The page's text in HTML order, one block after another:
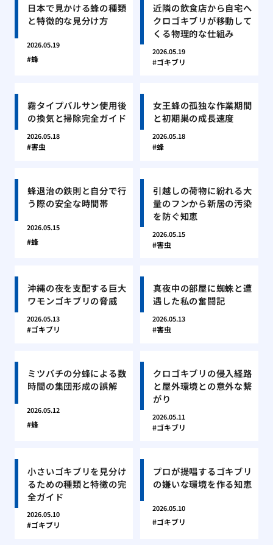
日本で見かける蜂の種類
と特徴的な見分け方
2026.05.19
蜂
近隣の飲食店から自宅へ
クロゴキブリが移動して
くる物理的な仕組み
2026.05.19
ゴキブリ
霧タイプバルサン使用後
の換気と掃除完全ガイド
2026.05.18
害虫
女王蜂の孤独な作業期間
と初期巣の成長速度
2026.05.18
蜂
蜂退治の鉄則と自分で行
う際の安全な時間帯
2026.05.15
蜂
引越しの荷物に紛れる大
量のフンから新居の汚染
を防ぐ知恵
2026.05.15
害虫
沖縄の夜を支配する巨大
ワモンゴキブリの脅威
2026.05.13
ゴキブリ
真夜中の部屋に蜘蛛と遭
遇した私の奮闘記
2026.05.13
害虫
ミツバチの分蜂による数
時間の集団形成の誤解
2026.05.12
蜂
クロゴキブリの侵入経路
と屋外環境との意外な繋
がり
2026.05.11
ゴキブリ
小さいゴキブリを見分け
るための種類と特徴の完
全ガイド
2026.05.10
ゴキブリ
プロが提唱するゴキブリ
の嫌いな環境を作る知恵
2026.05.10
ゴキブリ